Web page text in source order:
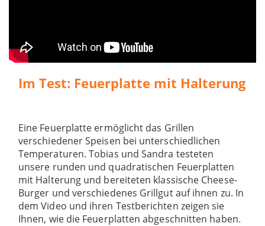
Im Test: Feuerplatte mit Halterung
Eine Feuerplatte ermöglicht das Grillen
verschiedener Speisen bei unterschiedlichen
Temperaturen. Tobias und Sandra testeten
unsere runden und quadratischen Feuerplatten
mit Halterung und bereiteten klassische Cheese-
Burger und verschiedenes Grillgut auf ihnen zu. In
dem Video und ihren Testberichten zeigen sie
Ihnen, wie die Feuerplatten abgeschnitten haben.